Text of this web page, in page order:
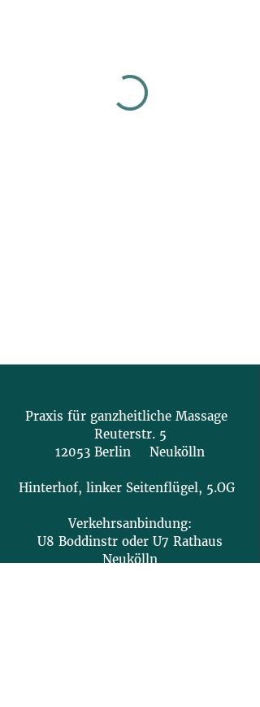
Praxis für ganzheitliche Massage
Reuterstr. 5
12053 Berlin Neukölln
Hinterhof, linker Seitenflügel, 5.OG
Verkehrsanbindung:
U8 Boddinstr oder U7 Rathaus
Neukölln